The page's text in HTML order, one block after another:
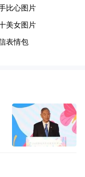
大块空间型留
东、观涛社区
近。
给出的最新答
总规，红岛南